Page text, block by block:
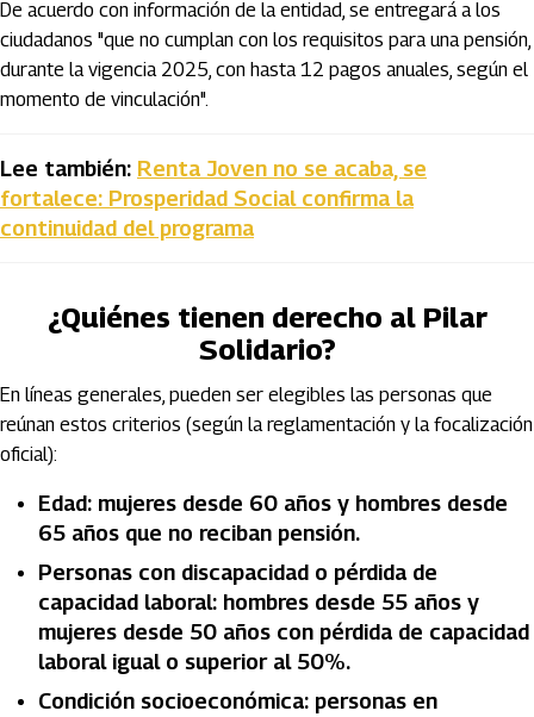
De acuerdo con información de la entidad, se entregará a los
ciudadanos "que no cumplan con los requisitos para una pensión,
durante la vigencia 2025, con hasta 12 pagos anuales, según el
momento de vinculación".
Lee también: Renta Joven no se acaba, se
fortalece: Prosperidad Social confirma la
continuidad del programa
¿Quiénes tienen derecho al Pilar
Solidario?
En líneas generales, pueden ser elegibles las personas que
reúnan estos criterios (según la reglamentación y la focalización
oficial):
Edad: mujeres desde 60 años y hombres desde
65 años que no reciban pensión.
Personas con discapacidad o pérdida de
capacidad laboral: hombres desde 55 años y
mujeres desde 50 años con pérdida de capacidad
laboral igual o superior al 50%.
Condición socioeconómica: personas en